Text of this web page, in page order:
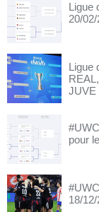
Ligue
20/
Ligue
JUVE
pour
18/